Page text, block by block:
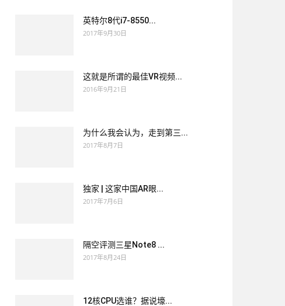
英特尔8代i7-8550...
2017年9月30日
这就是所谓的最佳VR视频...
2016年9月21日
为什么我会认为，走到第三...
2017年8月7日
独家 | 这家中国AR眼...
2017年7月6日
隔空评测三星Note8 ...
2017年8月24日
12核CPU选谁？据说壕...